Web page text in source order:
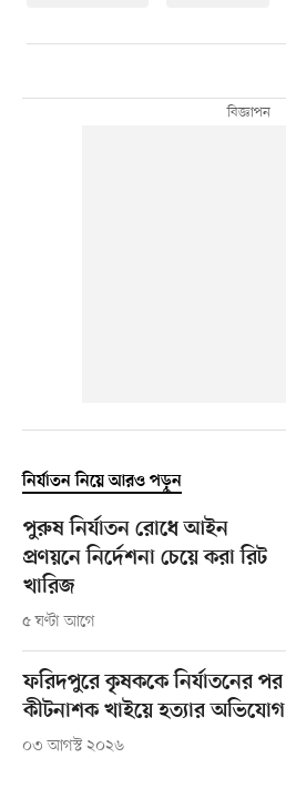
নির্যাতন নিয়ে আরও পড়ুন
পুরুষ নির্যাতন রোধে আইন
প্রণয়নে নির্দেশনা চেয়ে করা রিট
খারিজ
৫ ঘণ্টা আগে
ফরিদপুরে কৃষককে নির্যাতনের পর
কীটনাশক খাইয়ে হত্যার অভিযোগ
০৩ আগস্ট ২০২৬